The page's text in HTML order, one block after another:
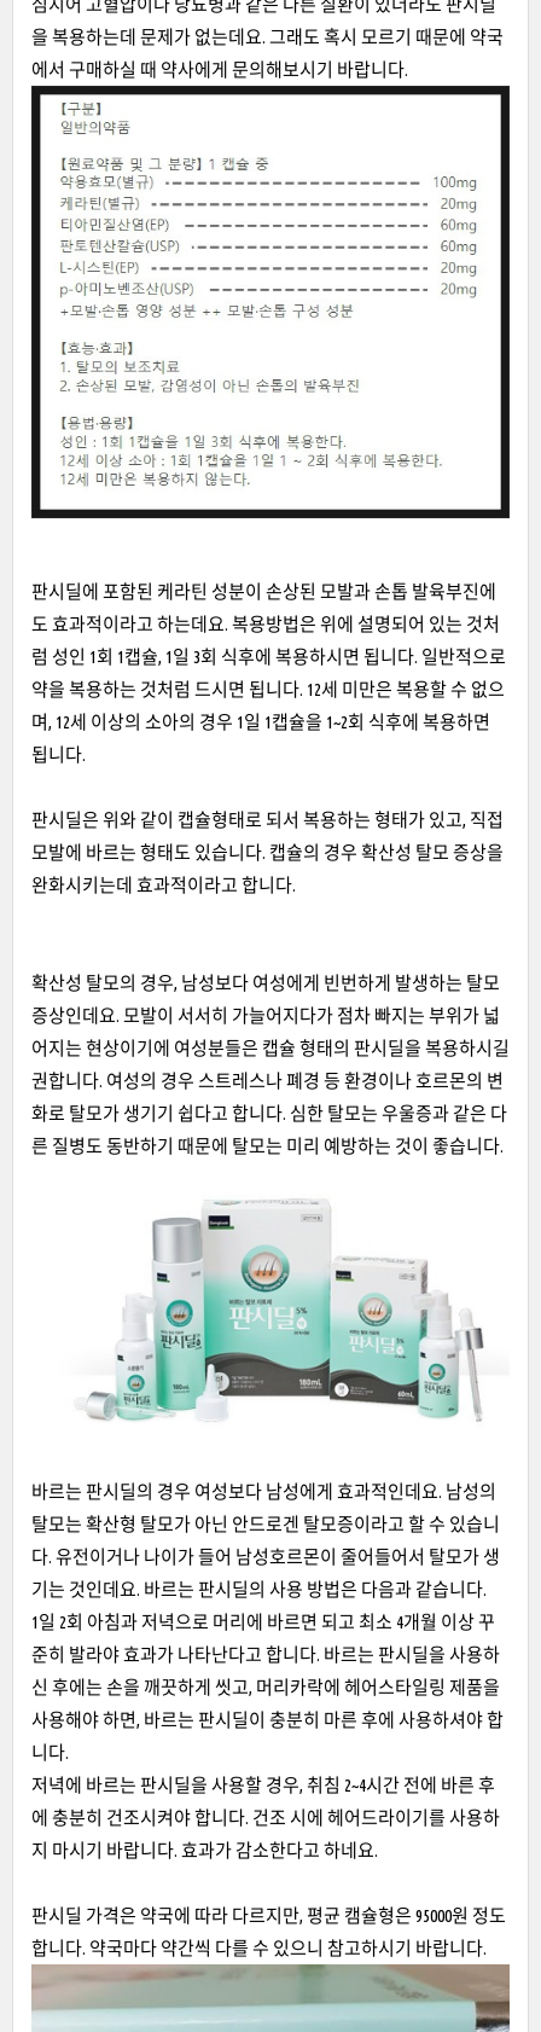
심지어 고혈압이나 당뇨병과 같은 다른 질환이 있더라도 판시딜
을 복용하는데 문제가 없는데요. 그래도 혹시 모르기 때문에 약국
에서 구매하실 때 약사에게 문의해보시기 바랍니다.
판시딜에 포함된 케라틴 성분이 손상된 모발과 손톱 발육부진에
도 효과적이라고 하는데요. 복용방법은 위에 설명되어 있는 것처
럼 성인 1회 1캡슐, 1일 3회 식후에 복용하시면 됩니다. 일반적으로
약을 복용하는 것처럼 드시면 됩니다. 12세 미만은 복용할 수 없으
며, 12세 이상의 소아의 경우 1일 1캡슐을 1~2회 식후에 복용하면
됩니다.
판시딜은 위와 같이 캡슐형태로 되서 복용하는 형태가 있고, 직접
모발에 바르는 형태도 있습니다. 캡슐의 경우 확산성 탈모 증상을
완화시키는데 효과적이라고 합니다.
확산성 탈모의 경우, 남성보다 여성에게 빈번하게 발생하는 탈모
증상인데요. 모발이 서서히 가늘어지다가 점차 빠지는 부위가 넓
어지는 현상이기에 여성분들은 캡슐 형태의 판시딜을 복용하시길
권합니다. 여성의 경우 스트레스나 폐경 등 환경이나 호르몬의 변
화로 탈모가 생기기 쉽다고 합니다. 심한 탈모는 우울증과 같은 다
른 질병도 동반하기 때문에 탈모는 미리 예방하는 것이 좋습니다.
바르는 판시딜의 경우 여성보다 남성에게 효과적인데요. 남성의
탈모는 확산형 탈모가 아닌 안드로겐 탈모증이라고 할 수 있습니
다. 유전이거나 나이가 들어 남성호르몬이 줄어들어서 탈모가 생
기는 것인데요. 바르는 판시딜의 사용 방법은 다음과 같습니다.
1일 2회 아침과 저녁으로 머리에 바르면 되고 최소 4개월 이상 꾸
준히 발라야 효과가 나타난다고 합니다. 바르는 판시딜을 사용하
신 후에는 손을 깨끗하게 씻고, 머리카락에 헤어스타일링 제품을
사용해야 하면, 바르는 판시딜이 충분히 마른 후에 사용하셔야 합
니다.
저녁에 바르는 판시딜을 사용할 경우, 취침 2~4시간 전에 바른 후
에 충분히 건조시켜야 합니다. 건조 시에 헤어드라이기를 사용하
지 마시기 바랍니다. 효과가 감소한다고 하네요.
판시딜 가격은 약국에 따라 다르지만, 평균 캠슐형은 95000원 정도
합니다. 약국마다 약간씩 다를 수 있으니 참고하시기 바랍니다.